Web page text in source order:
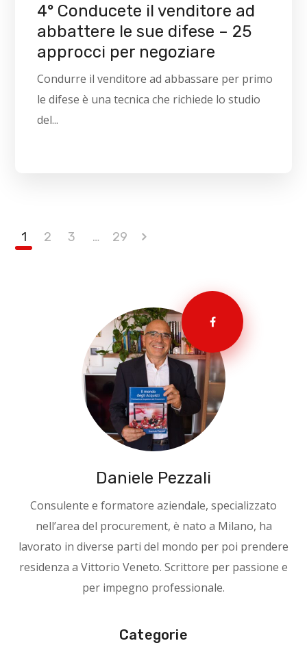
4° Conducete il venditore ad
abbattere le sue difese – 25
approcci per negoziare
Condurre il venditore ad abbassare per primo
le difese è una tecnica che richiede lo studio
del...
1 2 3 … 29
Daniele Pezzali
Consulente e formatore aziendale, specializzato
nell’area del procurement, è nato a Milano, ha
lavorato in diverse parti del mondo per poi prendere
residenza a Vittorio Veneto. Scrittore per passione e
per impegno professionale.
Categorie